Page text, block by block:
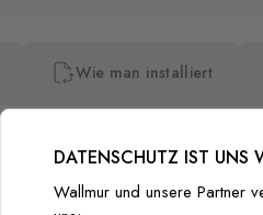
Wie man installiert
DATENSCHUTZ IST UNS
Wallmur und unsere Partner